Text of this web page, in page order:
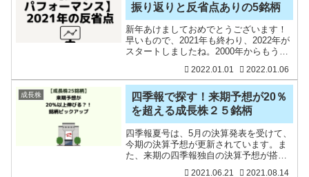
振り返りと反省点ありの5銘柄
新年あけましておめでとうございます！
早いもので、2021年も終わり、2022年が
スタートしましたね。2000年からもう22
ーマンス、主に反省点をまとめたいと思
います。2021年の反省点2021年の投資
2022.01.01 2022.01.06
成長株
四季報で探す！来期予想が20％
を超える成長株２５銘柄
四季報夏号は、5月の決算発表を受けて、
今期の決算予想が更新されています。ま
た、来期の四季報独自の決算予想が搭載
2021.06.21 2021.08.14